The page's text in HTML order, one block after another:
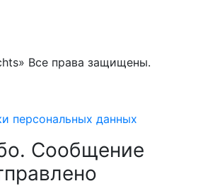
Все права защищены.
персональных данных
Сообщение